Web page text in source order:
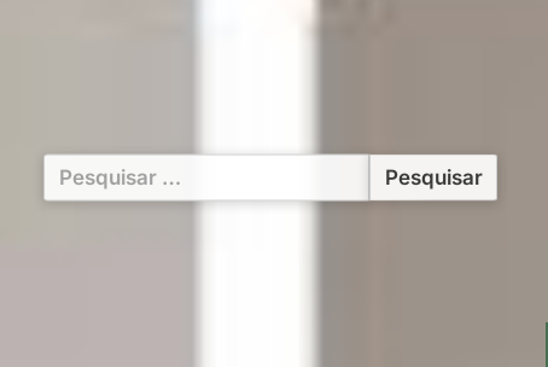
Pesquisar
por: